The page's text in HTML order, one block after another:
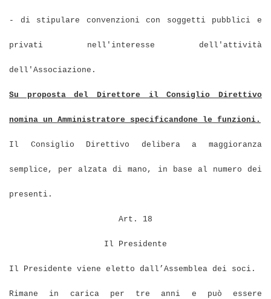
- di stipulare convenzioni con soggetti pubblici e
privati nell'interesse dell'attività
dell'Associazione.
Su proposta del Direttore il Consiglio Direttivo
nomina un Amministratore specificandone le funzioni.
Il Consiglio Direttivo delibera a maggioranza
semplice, per alzata di mano, in base al numero dei
presenti.
Art. 18
Il Presidente
Il Presidente viene eletto dall’Assemblea dei soci.
Rimane in carica per tre anni e può essere